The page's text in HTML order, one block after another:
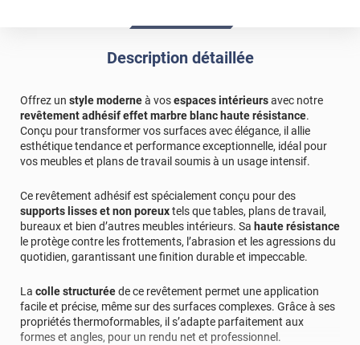
Description détaillée
Offrez un style moderneà vosespaces intérieursavec notre
revêtement adhésif effet marbre blanc haute résistance.
Conçu pour transformer vos surfaces avec élégance, il allie
esthétique tendance et performance exceptionnelle, idéal pour
vos meubles et plans de travail soumis à un usage intensif.
Ce revêtement adhésif est spécialement conçu pour des
supports lisses et non poreuxtels que tables, plans de travail,
bureaux et bien d’autres meubles intérieurs. Sa haute résistance
le protège contre les frottements, l’abrasion et les agressions du
quotidien, garantissant une finition durable et impeccable.
La colle structuréede ce revêtement permet une application
facile et précise, même sur des surfaces complexes. Grâce à ses
propriétés thermoformables, il s’adapte parfaitement aux
formes et angles, pour un rendu net et professionnel.